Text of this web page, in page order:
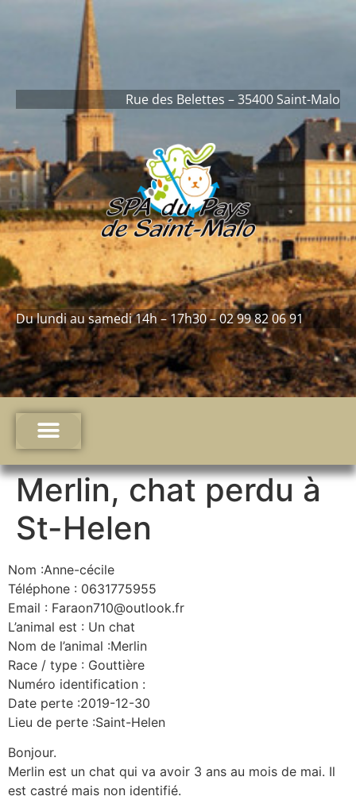
Rue des Belettes – 35400 Saint-Malo
Du lundi au samedi 14h – 17h30 – 02 99 82 06 91
Merlin, chat perdu à
St-Helen
Nom :Anne-cécile
Téléphone : 0631775955
Email : Faraon710@outlook.fr
L’animal est : Un chat
Nom de l’animal :Merlin
Race / type : Gouttière
Numéro identification :
Date perte :2019-12-30
Lieu de perte :Saint-Helen
Bonjour.
Merlin est un chat qui va avoir 3 ans au mois de mai. Il
est castré mais non identifié.